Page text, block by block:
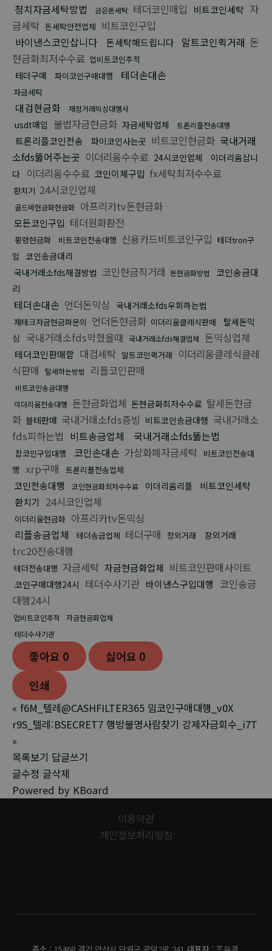
정치자금세탁방법 금은돈세탁 테더코인매입 비트코인세탁 자
금세탁 돈세탁안전업체 비트코인구입
바이낸스코인삽니다
돈세탁해드립니다 알트코인퀵거래 돈
현금화최저수수료 업비트코인추적
테더구매 파이코인구매대행 테더손대손
자금세탁
대검현금화 재정거래믹싱대행사
usdt매입 불법자금현금화 자금세탁업체 트론리플전송대행
트론리플코인전송 파이코인사는곳 비트코인현금화 국내거래
소fds뚫어주는곳 이더리움수수료 24시코인업체
이더리움삽니
다 이더리움수수료 코인이체구입 fx세탁최저수수료
환치기 24시코인업체
골드바현금화현금화 아프리카tv돈현금화
모든코인구입 테더원화환전
횡령현금화 비트코인전송대행 신용카드비트코인구입 테더tron구
입
코인송금대리
국내거래소fds해결방법 코인현금직거래 돈현금화방법
코인송금대
리
테더손대손 언더돈믹싱 국내거래소fds우회하는법
재테크자금현금화문의 언더돈현금화 이더리움클레식판매
탈세돈믹
싱 국내거래소fds막혔을때 국내거래소fds해결업체 돈믹싱업체
테더코인판매함 대검세탁 알트코인퀵거래
이더리움클레식클레
식판매
탈세하는방법 리플코인판매
비트코인송금대행
이더리움전송대행 돈현금화업체 돈현금화최저수수료 탈세돈현금
화 블테판매 국내거래소fds증빙 비트코인송금대행 국내거래소
fds피하는법 비트송금업체 국내거래소fds뚫는법
잡코인구입대행 코인손대손 가상화폐자금세탁 비트코인전송대
행 xrp구매 트론리플전송업체
코인전송대행 코인현금화최저수수료 이더리움리플
비트코인세탁
환치기
24시코인업체
이더리움현금화 아프리카tv돈믹싱
리플송금업체
테더송금업체 테더구매 장외거래 장외거래
trc20전송대행
테더전송대행 자금세탁 자금현금화업체 비트코인판매사이트
코인구매대행24시 테더수사기관 바이낸스구입대행
코인송금
대행24시
업비트코인추적
자금현금화업체
테더수사기관
좋아요 0 싫어요 0
인쇄
« f6M_텔레@CASHFILTER365 밈코인구매대행_v0X
r9S_텔레:BSECRET7 행방불명사람찾기 강제자금회수_i7T
»
목록보기 답글쓰기
글수정 글삭제
Powered by KBoard
이용약관
개인정보처리방침